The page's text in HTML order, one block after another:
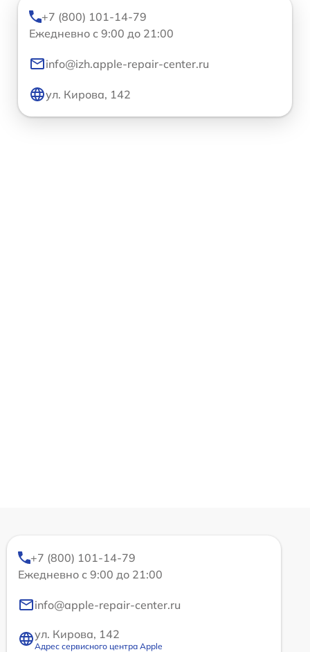
+7 (800) 101-14-79
Ежедневно с 9:00 до 21:00
info@izh.apple-repair-center.ru
ул. Кирова, 142
+7 (800) 101-14-79
Ежедневно с 9:00 до 21:00
info@apple-repair-center.ru
ул. Кирова, 142
Адрес сервисного центра Apple